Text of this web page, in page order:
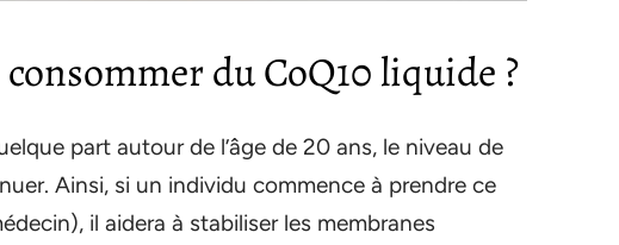
du CoQ10 liquide ?
part autour de l’âge de 20 ans, le niveau de
Ainsi, si un individu commence à prendre ce
il aidera à stabiliser les membranes